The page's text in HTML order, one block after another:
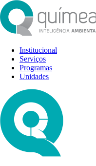
Institucional
Serviços
Programas
Unidades